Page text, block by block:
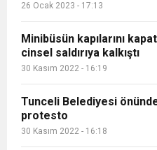
26 Ocak 2023 - 17:13
Minibüsün kapılarını
cinsel saldırıya kalkıştı
30 Kasım 2022 - 16:19
Tunceli Belediyesi
protesto
30 Kasım 2022 - 16:18